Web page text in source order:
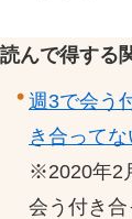
読んで得する
週3で会う
き合って
※2020年2
会う付き